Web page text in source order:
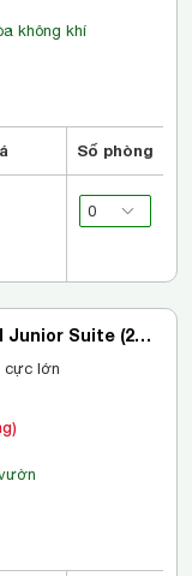
không khí
Số phòng
Junior Suite (2
Em)
cực lớn